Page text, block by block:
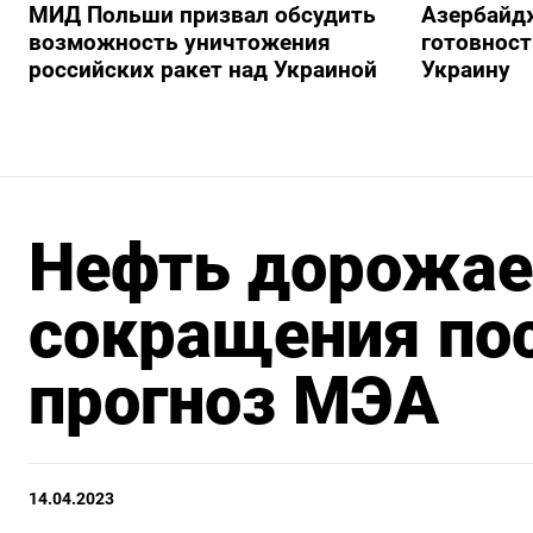
МИД Польши призвал обсудить
возможность уничтожения
российских ракет над Украиной
Украину
Нефть
сокращения
прогноз МЭА
14.04.2023